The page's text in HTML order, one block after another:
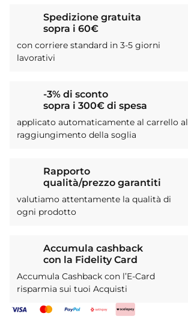
Spedizione gratuita
sopra i 60€
con corriere standard in 3-5 giorni
lavorativi
-3% di sconto
sopra i 300€ di spesa
applicato automaticamente al carrello al
raggiungimento della soglia
Rapporto
qualità/prezzo garantiti
valutiamo attentamente la qualità di
ogni prodotto
Accumula cashback
con la Fidelity Card
Accumula Cashback con l’E-Card
risparmia sui tuoi Acquisti